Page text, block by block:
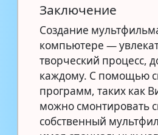
Заключение
Создание
компьютере —
творческий процесс,
каждому. С помощью
программ, таких как
можно смонтировать
собственный